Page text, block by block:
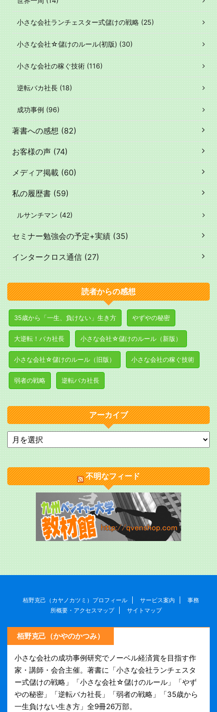
小さな会社ランチェスター式儲けの戦略 (25)
小さな会社☆儲けのルール(初版) (30)
小さな会社の稼ぐ技術 (116)
逆転バカ社長 (18)
成功事例 (96)
著書への感想 (82)
お客様の声 (74)
メディア掲載 (60)
私の履歴書 (59)
ルサンチマン (42)
セミナー勉強会の予定+実績 (35)
インタークロス通信 (27)
読者からの感想
35歳から「一生、負けない」生き方 やずやの秘密
大逆転！バカ社長 小さな会社☆儲けのルール（新版）
小さな会社☆儲けのルール（旧版） 小さな会社の稼ぐ技術
弱者の戦略 逆転バカ社長
アーカイブ
不明なフィード
栢野克己（カヤノカツミ）プロフィール サービス案内
事務
所概要・アクセスマップ
サイトマップ
栢野克己（かやのかつみ）
小さな会社の成功事例研究でノーベル経済賞を目指す作
家・講師・会合主催。著書に「小さな会社ランチェスタ
ー式儲けの戦略」「小さな会社☆儲けのルール」「やず
やの秘密」「逆転バカ社長」「弱者の戦略」「35歳から
一生負けない生き方」全9冊26万部。